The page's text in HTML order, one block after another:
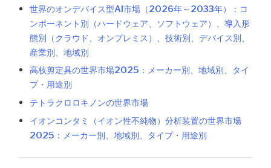
世界のオンデバイス型AI市場（2026年～2033年）：コ
ンポーネント別（ハードウェア、ソフトウェア）、導入形
態別（クラウド、オンプレミス）、技術別、デバイス別、
産業別、地域別
高枝剪定具の世界市場2025：メーカー別、地域別、タイ
プ・用途別
テトラクロロキノンの世界市場
イオンコンタミ（イオン性不純物）分析装置の世界市場
2025：メーカー別、地域別、タイプ・用途別